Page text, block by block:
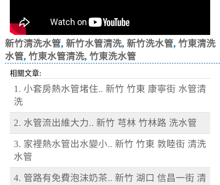
新竹清洗水管, 新竹水管清洗, 新竹洗水管, 竹東清洗
水管, 竹東水管清洗, 竹東洗水管
相關文章:
1. 小套房熱水管堵住.. 新竹 竹東 康寧街 水管清
洗
2. 水管流出維大力.. 新竹 芎林 竹林路 洗水管
3. 家裡熱水管出水變小.. 新竹 竹東 敦睦街 清洗
水管
4. 管路有免費泡沫奶茶.. 新竹 湖口 信昌一街 清